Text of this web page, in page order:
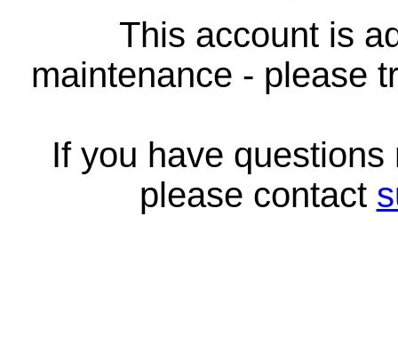
This account is
maintenance - please
If you have
please contact